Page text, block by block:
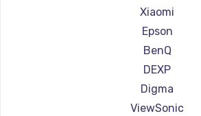
Ремонт проекторов
Ремонт проекторов
Ремонт проекторов
Ремонт проекторов
Xiaomi
Epson
BenQ
DEXP
Digma
ViewSonic